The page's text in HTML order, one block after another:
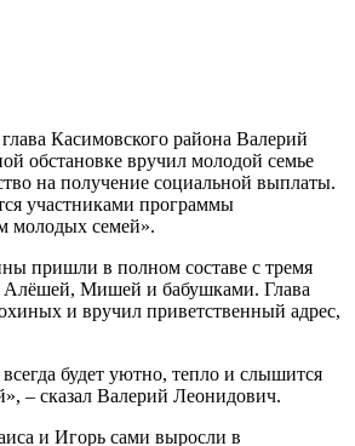
Касимовского района Валерий
обстановке вручил молодой семье
на получение социальной выплаты.
участниками программы
молодых семей».
пришли в полном составе с тремя
Мишей и бабушками. Глава
и вручил приветственный адрес,
будет уютно, тепло и слышится
– сказал Валерий Леонидович.
и Игорь сами выросли в